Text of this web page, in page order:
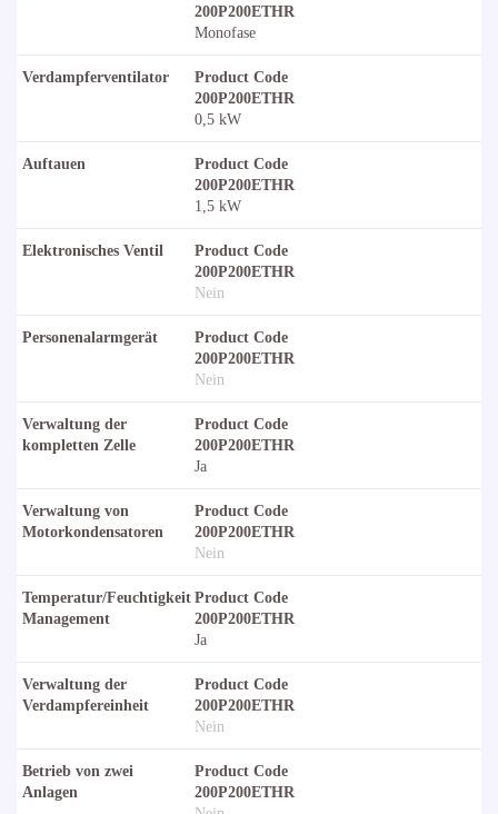
200P200ETHR
Monofase
Verdampferventilator
Product Code
200P200ETHR
0,5 kW
Auftauen
Product Code
200P200ETHR
1,5 kW
Elektronisches Ventil
Product Code
200P200ETHR
Nein
Personenalarmgerät
Product Code
200P200ETHR
Nein
Verwaltung der
kompletten Zelle
Product Code
200P200ETHR
Ja
Verwaltung von
Motorkondensatoren
Product Code
200P200ETHR
Nein
Temperatur/Feuchtigkeit
Management
Product Code
200P200ETHR
Ja
Verwaltung der
Verdampfereinheit
Product Code
200P200ETHR
Nein
Betrieb von zwei
Anlagen
Product Code
200P200ETHR